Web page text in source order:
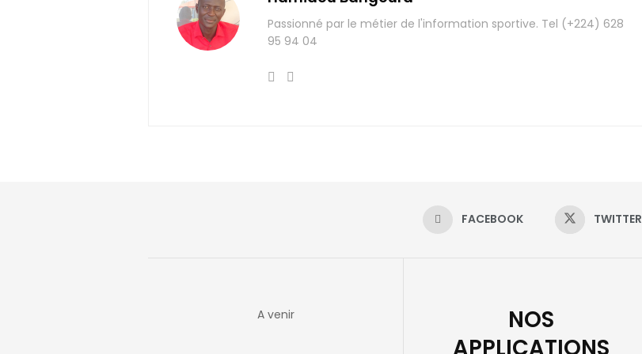
Passionné par le métier de l'information sportive. Tel (+224) 628
95 94 04
FACEBOOK TWITTER
A venir
NOS